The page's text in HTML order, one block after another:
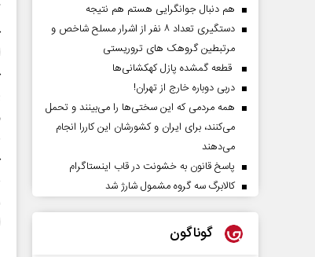
هم دنبال جوانگرایی هستم هم نتیجه
دستگیری تعداد ۸ نفر از اشرار مسلح شاخص و
مرتبطین گروهک های تروریستی
قطعه گمشده پازل کهکشانی‌ها
دربی دوباره خارج از تهران!
همه مردمی که این سختی‌ها را می‌بینند و تحمل
می‌کنند، برای ایران و کشورشان این کاررا انجام
می‌دهند
پاسخ قانون به خشونت در قاب اینستاگرام
کالابرگ سه گروه مشمول شارژ شد
گوناگون